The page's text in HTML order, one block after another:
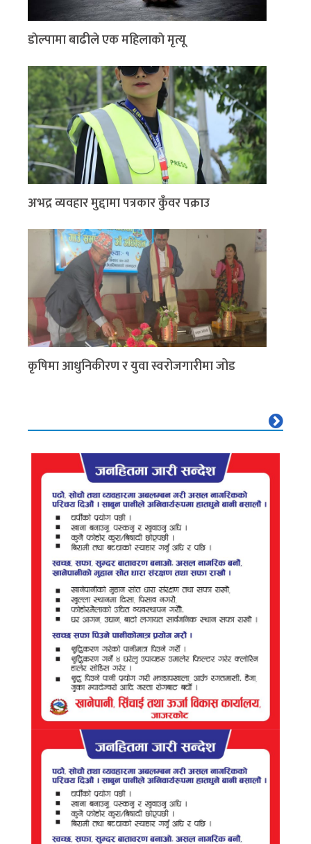
डाेल्पामा बाढीले एक महिलाकाे मृत्यू
अभद्र व्यवहार मुद्दामा पत्रकार कुँवर पक्राउ
कृषिमा आधुनिकीरण र युवा स्वरोजगारीमा जोड